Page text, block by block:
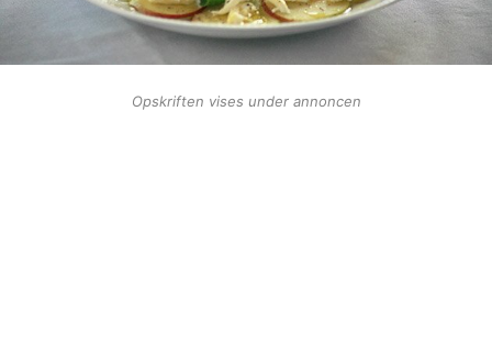
Opskriften vises under annoncen